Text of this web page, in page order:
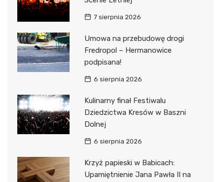
7 sierpnia 2026
Umowa na przebudowę drogi
Fredropol – Hermanowice
podpisana!
6 sierpnia 2026
Kulinarny finał Festiwalu
Dziedzictwa Kresów w Baszni
Dolnej
6 sierpnia 2026
Krzyż papieski w Babicach:
Upamiętnienie Jana Pawła II na